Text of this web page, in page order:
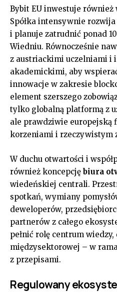
Bybit EU inwestuje również
Spółka intensywnie
i planuje zatrudnić ponad
Wiedniu. Równocześnie
z austriackimi uczelniami i
akademickimi, aby
innowacje w zakresie
element szerszego
tylko globalną platformą z
ale prawdziwie europejską
korzeniami i rzeczywistym
W duchu otwartości i
również koncepcję biura
wiedeńskiej centrali.
spotkań, wymiany
deweloperów,
partnerów z całego
pełnić rolę centrum
międzysektorowej – w
z przepisami.
Regulowany